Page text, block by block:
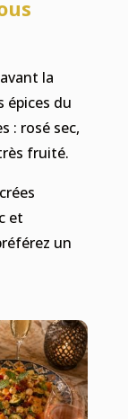
la
épices du
: rosé sec,
fruité.
et
un